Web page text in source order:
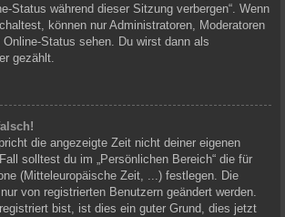
Status während dieser Sitzung verbergen“. Wenn
können nur Administratoren, Moderatoren
Status sehen. Du wirst dann als
gezählt.
die angezeigte Zeit nicht deiner eigenen
solltest du im „Persönlichen Bereich“ die für
(Mitteleuropäische Zeit, ...) festlegen. Die
von registrierten Benutzern geändert werden.
bist, ist dies ein guter Grund, dies jetzt